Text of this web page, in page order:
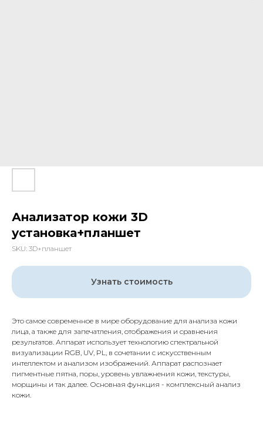
Анализатор кожи 3D
установка+планшет
SKU: 3D+планшет
Узнать стоимость
Это самое современное в мире оборудование для анализа кожи
лица, а также для запечатления, отображения и сравнения
результатов. Аппарат использует технологию спектральной
визуализации RGB, UV, PL, в сочетании с искусственным
интеллектом и анализом изображений. Аппарат распознает
пигментные пятна, поры, уровень увлажнения кожи, текстуры,
морщины и так далее. Основная функция - комплексный анализ
кожи.